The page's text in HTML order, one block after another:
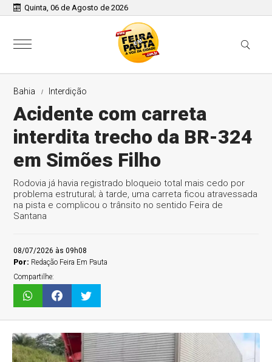
Quinta, 06 de Agosto de 2026
Bahia Interdição
Acidente com carreta
interdita trecho da BR-324
em Simões Filho
Rodovia já havia registrado bloqueio total mais cedo por
problema estrutural; à tarde, uma carreta ficou atravessada
na pista e complicou o trânsito no sentido Feira de
Santana
08/07/2026 às 09h08
Por: Redação Feira Em Pauta
Compartilhe: